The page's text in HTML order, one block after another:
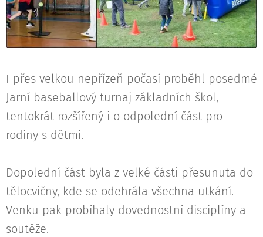
I přes velkou nepřízeň počasí proběhl posedmé
Jarní baseballový turnaj základních škol,
tentokrát rozšířený i o odpolední část pro
rodiny s dětmi.
Dopolední část byla z velké části přesunuta do
tělocvičny, kde se odehrála všechna utkání.
Venku pak probíhaly dovednostní disciplíny a
soutěže.